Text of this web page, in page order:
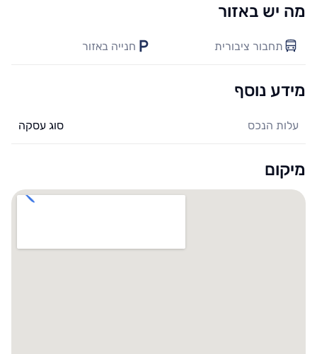
מה יש באזור
תחבור ציבורית חנייה באזור
מידע נוסף
עלות הנכס סוג עסקה
מיקום